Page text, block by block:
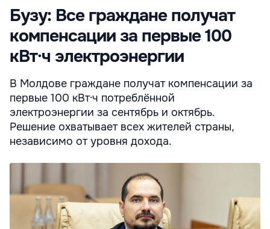
Бузу: Все граждане получат
компенсации за первые 100
кВт·ч электроэнергии
В Молдове граждане получат компенсации за
первые 100 кВт·ч потреблённой
электроэнергии за сентябрь и октябрь.
Решение охватывает всех жителей страны,
независимо от уровня дохода.